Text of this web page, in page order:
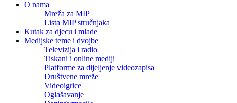
O nama
Mreža za MIP
Lista MIP stručnjaka
Kutak za djecu i mlade
Medijske teme i dvojbe
Televizija i radio
Tiskani i online mediji
Platforme za dijeljenje videozapisa
Društvene mreže
Videoigrice
Oglašavanje